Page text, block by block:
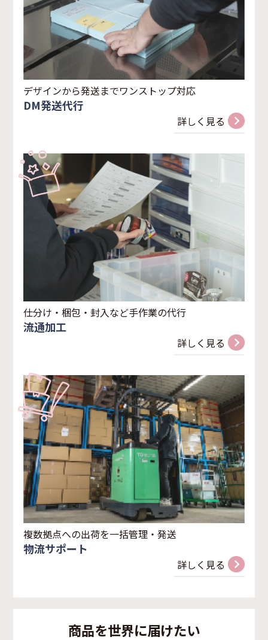
デザインから発送までワンストップ対応
DM発送代行
詳しく見る
仕分け・梱包・封入など手作業の代行
流通加工
詳しく見る
複数拠点への出荷を一括管理・発送
物流サポート
詳しく見る
商品を世界に届けたい